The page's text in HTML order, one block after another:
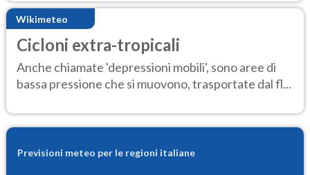
Wikimeteo
Cicloni extra-tropicali
Anche chiamate 'depressioni mobili', sono aree di
bassa pressione che si muovono, trasportate dal fl...
Previsioni meteo per le regioni italiane